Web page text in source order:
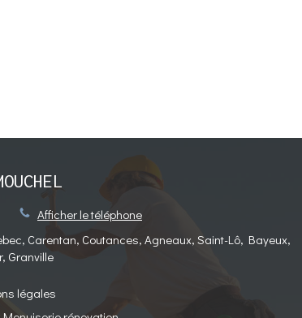
Afficher le téléphone
Carentan, Coutances, Agneaux, Saint-Lô, Bayeux,
Granville
légales